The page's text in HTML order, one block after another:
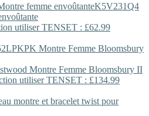
K5V231Q4
utiliser TENSET : £62.99
Montre Femme Bloomsbury II
utiliser TENSET : £134.99